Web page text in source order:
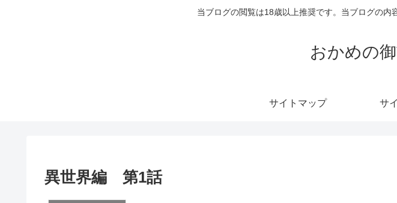
当ブログの閲覧は18歳以上推奨です。当ブログの内
おかめの
サイトマップ サ
異世界編 第1話